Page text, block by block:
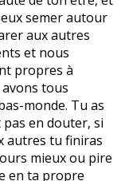
semer autour
aux autres
et nous
propres à
tous
monde. Tu as
en douter, si
autres tu finiras
mieux ou pire
en ta propre